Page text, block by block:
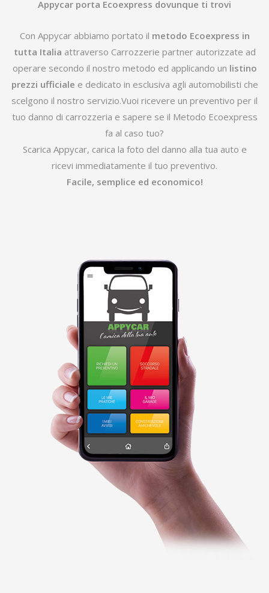
Appycar porta Ecoexpress dovunque ti trovi
Con Appycar abbiamo portato il metodo Ecoexpress in
tutta Italia attraverso Carrozzerie partner autorizzate ad
operare secondo il nostro metodo ed applicando un listino
prezzi ufficiale e dedicato in esclusiva agli automobilisti che
scelgono il nostro servizio.Vuoi ricevere un preventivo per il
tuo danno di carrozzeria e sapere se il Metodo Ecoexpress
fa al caso tuo?
Scarica Appycar, carica la foto del danno alla tua auto e
ricevi immediatamente il tuo preventivo.
Facile, semplice ed economico!